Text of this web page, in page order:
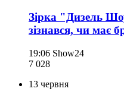
Зірка "Дизель
зізнався, чи має
19:06 Show24
7 028
13 червня